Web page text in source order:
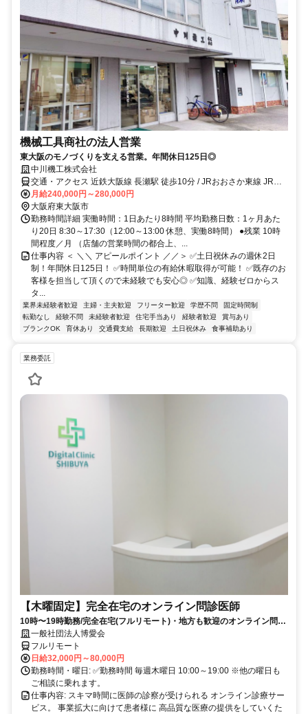
機械工具商社の法人営業
東大阪のモノづくりを支える営業。年間休日125日◎
中川機工株式会社
交通・アクセス 近鉄大阪線 長瀬駅 徒歩10分 / JRおおさか東線 JR長
瀬駅 徒歩10分
月給240,000円～280,000円
大阪府東大阪市
勤務時間詳細 実働時間：1日あたり8時間 平均勤務日数：1ヶ月あた
り20日 8:30～17:30（12:00～13:00 休憩、実働8時間） ●残業 10時
間程度／月 （店舗の営業時間の都合上、...
仕事内容 ＜ ＼＼ アピールポイント ／／＞ ✅土日祝休みの週休2日
制！年間休日125日！ ✅時間単位の有給休暇取得が可能！ ✅既存のお
客様を担当して頂くので未経験でも安心◎ ✅知識、経験ゼロからス
タ...
業界未経験者歓迎 主婦・主夫歓迎 フリーター歓迎 学歴不問
固定時間制
転勤なし
経験不問 未経験者歓迎 住宅手当あり 経験者歓迎
賞与あり
ブランクOK
育休あり 交通費支給 長期歓迎 土日祝休み 食事補助あり
業務委託
【木曜固定】完全在宅のオンライン問診医師
10時〜19時勤務/完全在宅(フルリモート)・地方も歓迎のオンライン問診
業務一般社団法人博愛会
フルリモート
日給32,000円～80,000円
勤務時間・曜日: ✅勤務時間 毎週木曜日 10:00～19:00 ※他の曜日も
ご相談に乗れます。
仕事内容: スキマ時間に医師の診察が受けられる オンライン診療サー
ビス。 事業拡大に向けて患者様に 高品質な医療の提供をしていくた